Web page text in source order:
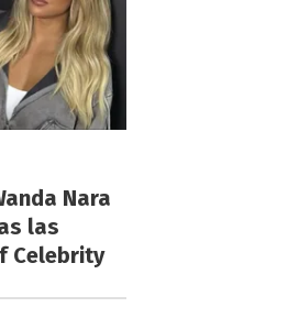
Nara
las
Celebrity